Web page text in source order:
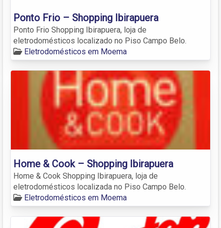
Ponto Frio – Shopping Ibirapuera
Ponto Frio Shopping Ibirapuera, loja de
eletrodomésticos localizado no Piso Campo Belo.
Eletrodomésticos em Moema
Home & Cook – Shopping Ibirapuera
Home & Cook Shopping Ibirapuera, loja de
eletrodomésticos localizada no Piso Campo Belo.
Eletrodomésticos em Moema